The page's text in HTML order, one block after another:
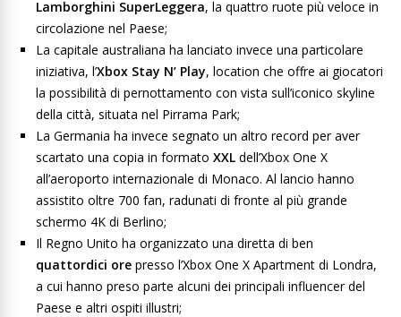
Lamborghini SuperLeggera, la quattro ruote più veloce in
circolazione nel Paese;
La capitale australiana ha lanciato invece una particolare
iniziativa, l’Xbox Stay N’ Play, location che offre ai giocatori
la possibilità di pernottamento con vista sull’iconico skyline
della città, situata nel Pirrama Park;
La Germania ha invece segnato un altro record per aver
scartato una copia in formato XXL dell’Xbox One X
all’aeroporto internazionale di Monaco. Al lancio hanno
assistito oltre 700 fan, radunati di fronte al più grande
schermo 4K di Berlino;
Il Regno Unito ha organizzato una diretta di ben
quattordici ore presso l’Xbox One X Apartment di Londra,
a cui hanno preso parte alcuni dei principali influencer del
Paese e altri ospiti illustri;